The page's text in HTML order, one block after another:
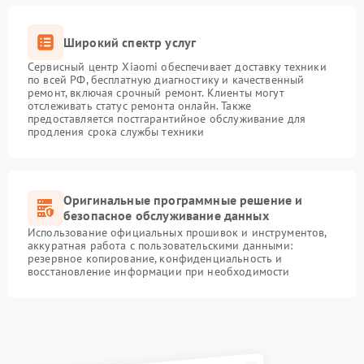
Широкий спектр услуг
Сервисный центр Xiaomi обеспечивает доставку техники
по всей РФ, бесплатную диагностику и качественный
ремонт, включая срочный ремонт. Клиенты могут
отслеживать статус ремонта онлайн. Также
предоставляется постгарантийное обслуживание для
продления срока службы техники
Оригинальные программные решение и
безопасное обслуживание данных
Использование официальных прошивок и инструментов,
аккуратная работа с пользовательскими данными:
резервное копирование, конфиденциальность и
восстановление информации при необходимости